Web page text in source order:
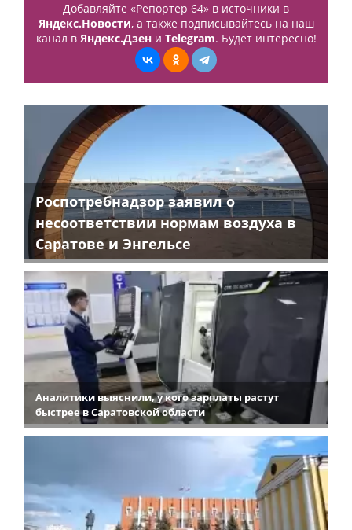
Добавляйте «Репортер 64» в источники в
Яндекс.Новости, а также подписывайтесь на наш
канал в Яндекс.Дзени Telegram. Будет интересно!
Роспотребнадзор заявил о
несоответствии нормам воздуха в
Саратове и Энгельсе
Аналитики выяснили, у кого зарплаты растут
быстрее в Саратовской области